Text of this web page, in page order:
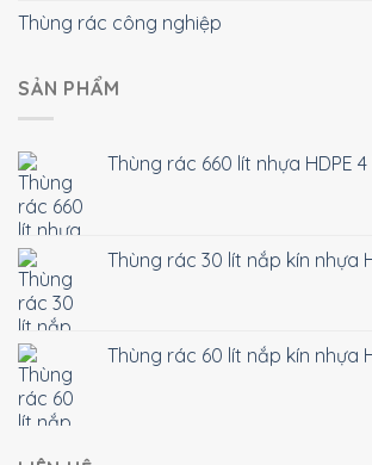
Thùng rác công nghiệp
SẢN PHẨM
Thùng rác 660 lít nhựa HDPE
Thùng rác 30 lít nắp kín nhựa
Thùng rác 60 lít nắp kín nhựa